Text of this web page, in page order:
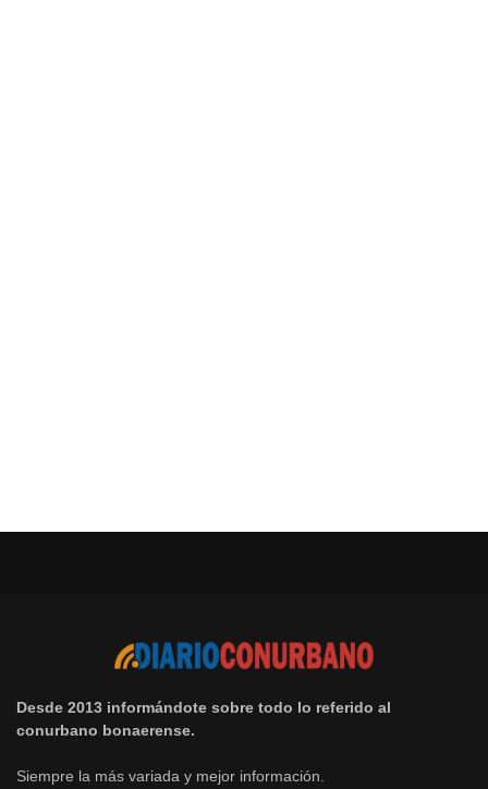
Desde 2013 informándote sobre todo lo referido al
conurbano bonaerense.
Siempre la más variada y mejor información.